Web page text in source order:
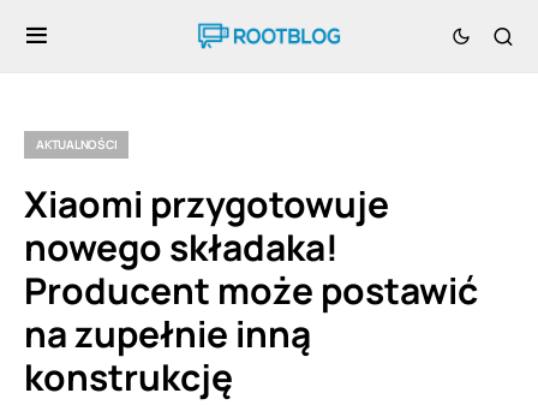
AKTUALNOŚCI
Xiaomi przygotowuje
nowego składaka!
Producent może postawić
na zupełnie inną
konstrukcję